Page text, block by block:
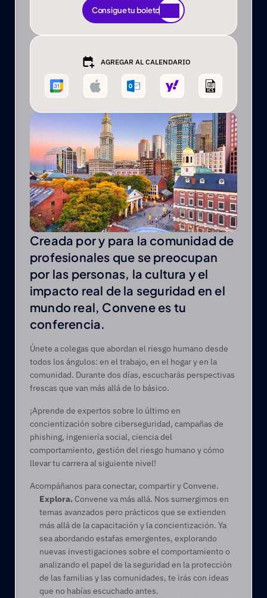
Consigue tu boleto
Consigue tu boleto
AGREGAR AL CALENDARIO
Creada por y para la comunidad de
profesionales que se preocupan
por las personas, la cultura y el
impacto real de la seguridad en el
mundo real, Convene es tu
conferencia.
Únete a colegas que abordan el riesgo humano desde
todos los ángulos: en el trabajo, en el hogar y en la
comunidad. Durante dos días, escucharás perspectivas
frescas que van más allá de lo básico.
¡Aprende de expertos sobre lo último en
concientización sobre ciberseguridad, campañas de
phishing, ingeniería social, ciencia del
comportamiento, gestión del riesgo humano y cómo
llevar tu carrera al siguiente nivel!
Acompáñanos para conectar, compartir y Convene.
Explora. Convene va más allá. Nos sumergimos en
temas avanzados pero prácticos que se extienden
más allá de la capacitación y la concientización. Ya
sea abordando estafas emergentes, explorando
nuevas investigaciones sobre el comportamiento o
analizando el papel de la seguridad en la protección
de las familias y las comunidades, te irás con ideas
que no habías escuchado antes.